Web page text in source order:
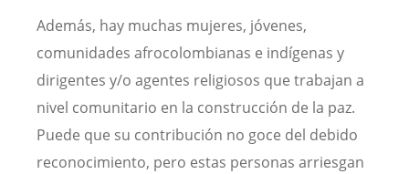
Además, hay muchas mujeres, jóvenes,
comunidades afrocolombianas e indígenas y
dirigentes y/o agentes religiosos que trabajan a
nivel comunitario en la construcción de la paz.
Puede que su contribución no goce del debido
reconocimiento, pero estas personas arriesgan